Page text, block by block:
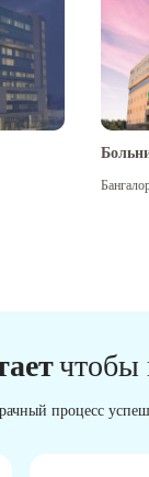
чтобы
процесс